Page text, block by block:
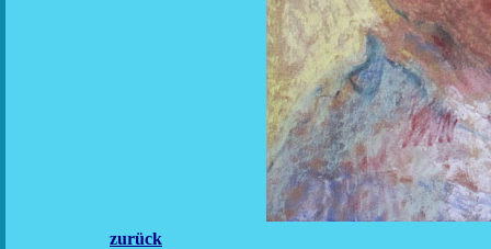
zurück